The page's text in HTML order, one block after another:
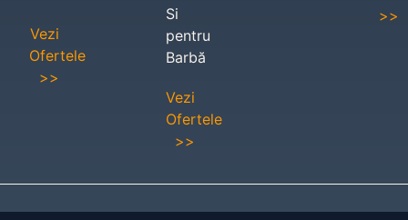
Vezi
Ofertele
>>
Si
pentru
Barbă
Vezi
Ofertele
>>
>>